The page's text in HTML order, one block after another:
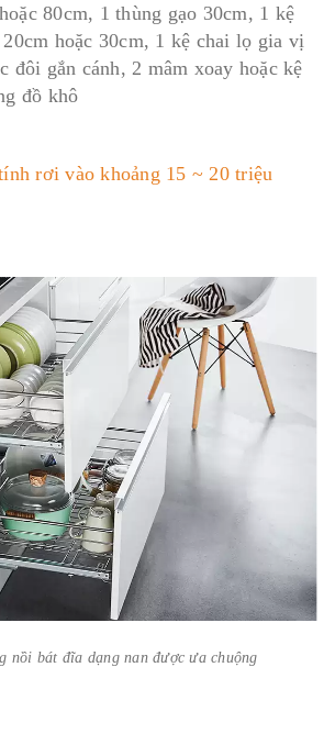
80cm, 1 thùng gạo 30cm, 1 kệ
hoặc 30cm, 1 kệ chai lọ gia vị
đôi gắn cánh, 2 mâm xoay hoặc kệ
đồ khô
rơi vào khoảng 15 ~ 20 triệu
nồi bát đĩa dạng nan được ưa chuộng